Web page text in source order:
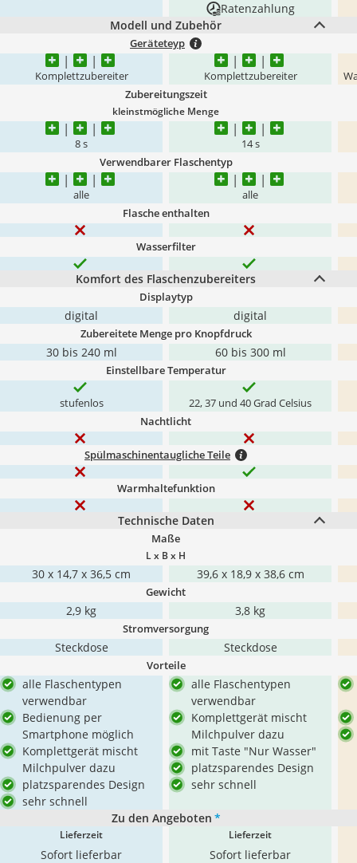
Ratenzahlung
Modell und Zubehör
Geräteteyp
Komplettzubereiter Komplettzubereiter
Zubereitungszeit
kleinstmögliche Menge
8 s 14 s
Verwendbarer Flaschentyp
alle alle
Flasche enthalten
Wasserfilter
Komfort des Flaschenzubereiters
Displaytyp
digital digital
Zubereitete Menge pro Knopfdruck
30 bis 240 ml 60 bis 300 ml
Einstellbare Temperatur
stufenlos 22, 37 und 40 Grad Celsius
Nachtlicht
Spülmaschinentaugliche Teile
Warmhaltefunktion
Technische Daten
Maße
L x B x H
30 x 14,7 x 36,5 cm 39,6 x 18,9 x 38,6 cm
Gewicht
2,9 kg 3,8 kg
Stromversorgung
Steckdose Steckdose
Vorteile
alle Flaschentypen
verwendbar
Bedienung per
Smartphone möglich
Komplettgerät mischt
Milchpulver dazu
platzsparendes Design
sehr schnell
alle Flaschentypen
verwendbar
Komplettgerät mischt
Milchpulver dazu
mit Taste "Nur Wasser"
platzsparendes Design
sehr schnell
Zu den Angeboten *
Lieferzeit
Sofort lieferbar
Lieferzeit
Sofort lieferbar